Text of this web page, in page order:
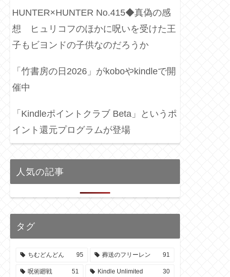
HUNTER×HUNTER No.415◆真偽の感
想 ヒュリコフのほかに呪いを受けた王
子もビヨンドの子供なのだろうか
「竹書房の日2026」がkoboやkindleで開
催中
「Kindleポイントクラブ Beta」というポ
イント還元プログラムが登場
人気の記事
タグ
ちむどんどん 95 葬送のフリーレン 91
呪術廻戦 51 Kindle Unlimited 30